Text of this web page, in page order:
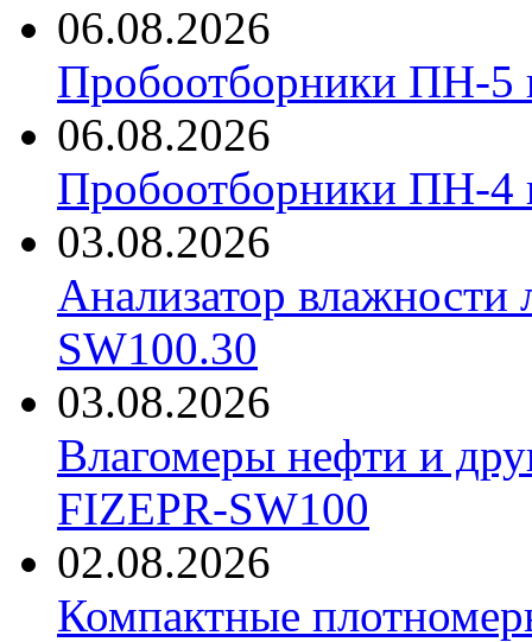
06.08.2026
Пробоотборники ПН-
06.08.2026
Пробоотборники ПН-
03.08.2026
Анализатор
SW100.30
03.08.2026
Влагомеры нефти и
FIZEPR-SW100
02.08.2026
Компактные